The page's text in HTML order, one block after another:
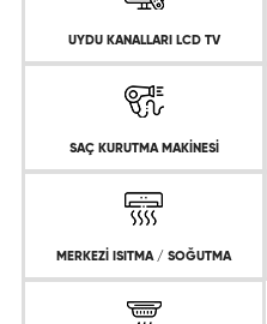
UYDU KANALLARI LCD TV
SAÇ KURUTMA MAKİNESİ
MERKEZİ ISITMA / SOĞUTMA